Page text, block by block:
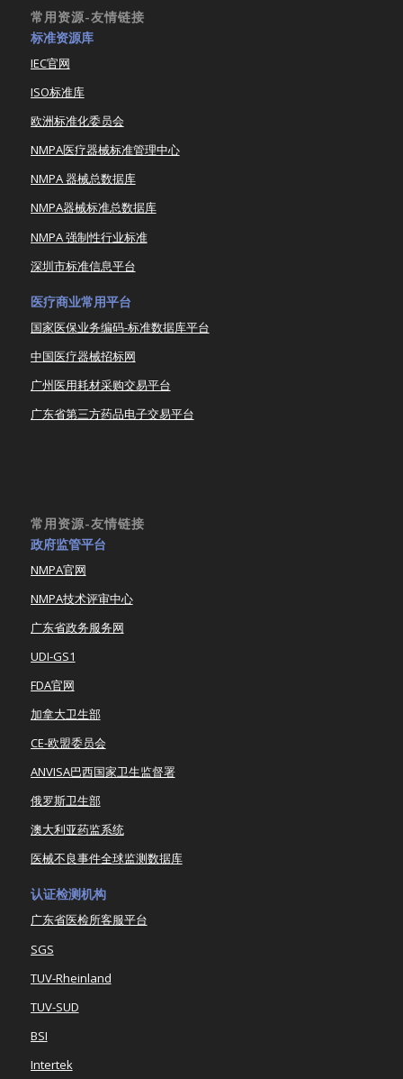
常用资源-友情链接
标准资源库
IEC官网
ISO标准库
欧洲标准化委员会
NMPA医疗器械标准管理中心
NMPA 器械总数据库
NMPA器械标准总数据库
NMPA 强制性行业标准
深圳市标准信息平台
医疗商业常用平台
国家医保业务编码-标准数据库平台
中国医疗器械招标网
广州医用耗材采购交易平台
广东省第三方药品电子交易平台
常用资源-友情链接
政府监管平台
NMPA官网
NMPA技术评审中心
广东省政务服务网
UDI-GS1
FDA官网
加拿大卫生部
CE-欧盟委员会
ANVISA巴西国家卫生监督署
俄罗斯卫生部
澳大利亚药监系统
医械不良事件全球监测数据库
认证检测机构
广东省医检所客服平台
SGS
TUV-Rheinland
TUV-SUD
BSI
Intertek